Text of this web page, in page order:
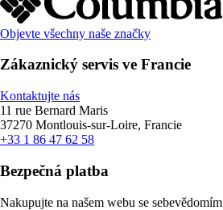
Objevte všechny naše značky
Zákaznický servis ve Francie
Kontaktujte nás
11 rue Bernard Maris
37270 Montlouis-sur-Loire, Francie
+33 1 86 47 62 58
Bezpečná platba
Nakupujte na našem webu se sebevědomím